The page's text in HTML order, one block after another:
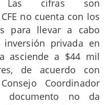
Las cifras son
no cuenta con los
para llevar a cabo
privada en
asciende a $44 mil
de acuerdo con
Coordinador
documento no da